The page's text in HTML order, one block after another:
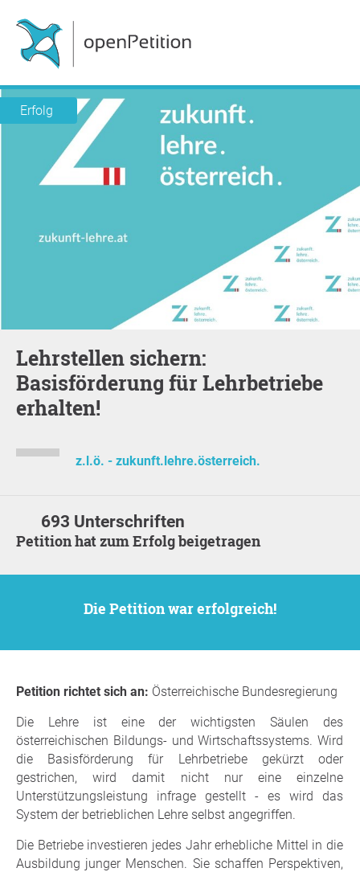
Erfolg
Lehrstellen sichern:
Basisförderung für Lehrbetriebe
erhalten!
z.l.ö. - zukunft.lehre.österreich.
693 Unterschriften
Petition hat zum Erfolg beigetragen
Die Petition war erfolgreich!
Petition richtet sich an: Österreichische Bundesregierung
Die Lehre ist eine der wichtigsten Säulen des
österreichischen Bildungs- und Wirtschaftssystems. Wird
die Basisförderung für Lehrbetriebe gekürzt oder
gestrichen, wird damit nicht nur eine einzelne
Unterstützungsleistung infrage gestellt - es wird das
System der betrieblichen Lehre selbst angegriffen.
Die Betriebe investieren jedes Jahr erhebliche Mittel in die
Ausbildung junger Menschen. Sie schaffen Perspektiven,